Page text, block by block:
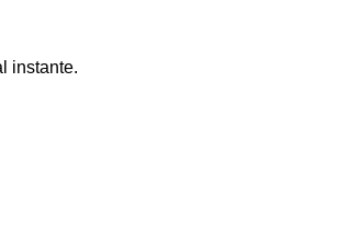
instante.